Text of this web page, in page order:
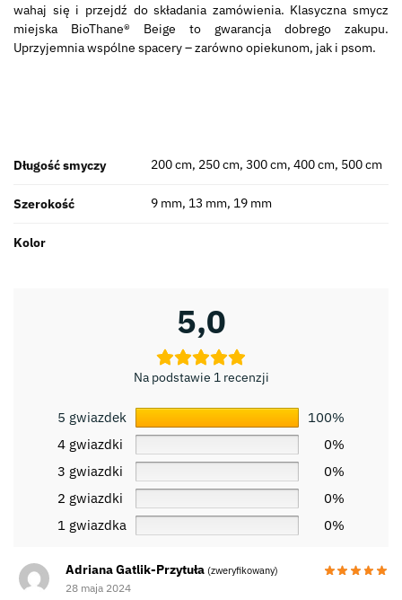
wahaj się i przejdź do składania zamówienia. Klasyczna smycz
miejska BioThane® Beige to gwarancja dobrego zakupu.
Uprzyjemnia wspólne spacery – zarówno opiekunom, jak i psom.
Długość smyczy 200 cm, 250 cm, 300 cm, 400 cm, 500 cm
Szerokość 9 mm, 13 mm, 19 mm
Kolor
5,0
Na podstawie 1 recenzji
5 gwiazdek
100%
4 gwiazdki
0%
3 gwiazdki
0%
2 gwiazdki
0%
1 gwiazdka
0%
Adriana Gatlik-Przytuła (zweryfikowany)
28 maja 2024